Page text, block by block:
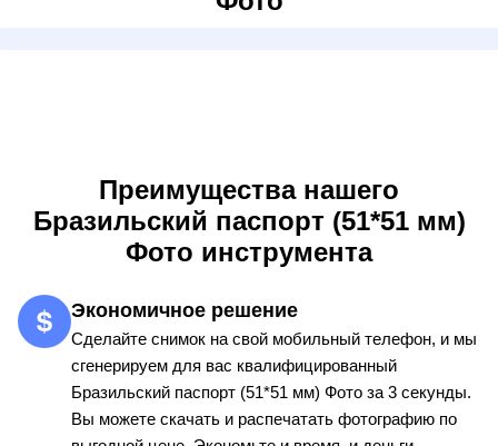
Преимущества нашего
Бразильский паспорт (51*51 мм)
Фото инструмента
Экономичное решение
Сделайте снимок на свой мобильный телефон, и мы
сгенерируем для вас квалифицированный
Бразильский паспорт (51*51 мм) Фото за 3 секунды.
Вы можете скачать и распечатать фотографию по